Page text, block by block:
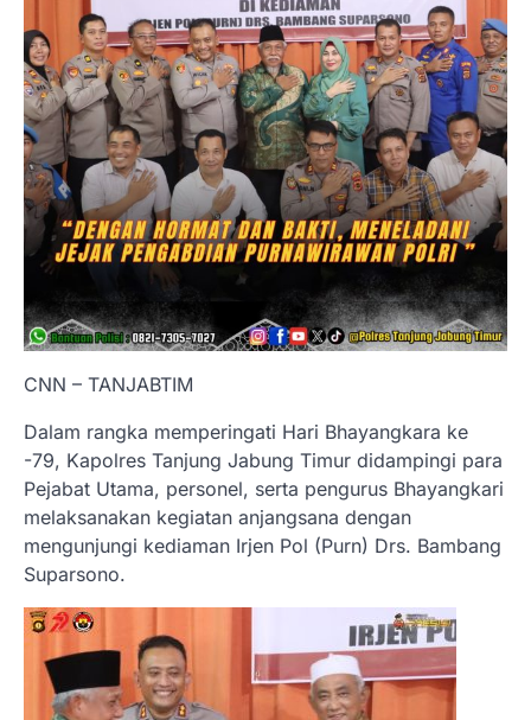
CNN – TANJABTIM
Dalam rangka memperingati Hari Bhayangkara ke
-79, Kapolres Tanjung Jabung Timur didampingi para
Pejabat Utama, personel, serta pengurus Bhayangkari
melaksanakan kegiatan anjangsana dengan
mengunjungi kediaman Irjen Pol (Purn) Drs. Bambang
Suparsono.